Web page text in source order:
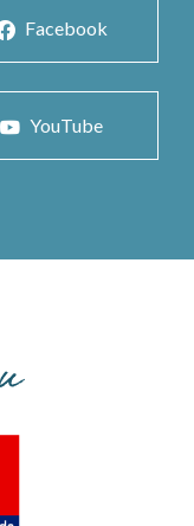
Facebook
YouTube